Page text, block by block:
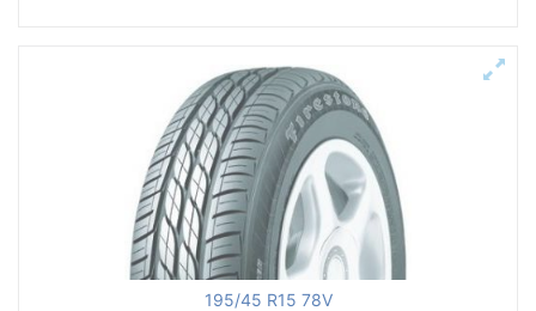
195/45 R15 78V